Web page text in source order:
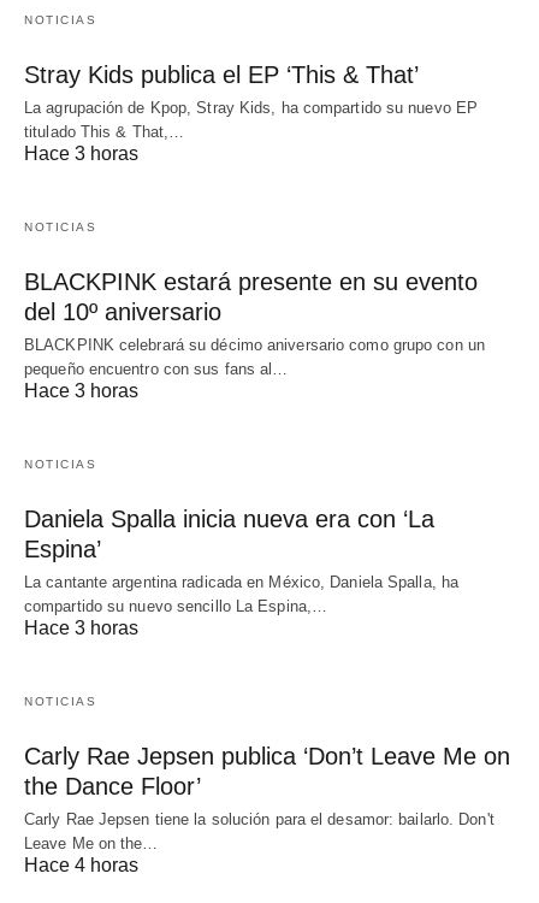
NOTICIAS
Stray Kids publica el EP ‘This & That’
La agrupación de Kpop, Stray Kids, ha compartido su nuevo EP
titulado This & That,…
Hace 3 horas
NOTICIAS
BLACKPINK estará presente en su evento
del 10º aniversario
BLACKPINK celebrará su décimo aniversario como grupo con un
pequeño encuentro con sus fans al…
Hace 3 horas
NOTICIAS
Daniela Spalla inicia nueva era con ‘La
Espina’
La cantante argentina radicada en México, Daniela Spalla, ha
compartido su nuevo sencillo La Espina,…
Hace 3 horas
NOTICIAS
Carly Rae Jepsen publica ‘Don’t Leave Me on
the Dance Floor’
Carly Rae Jepsen tiene la solución para el desamor: bailarlo. Don't
Leave Me on the…
Hace 4 horas